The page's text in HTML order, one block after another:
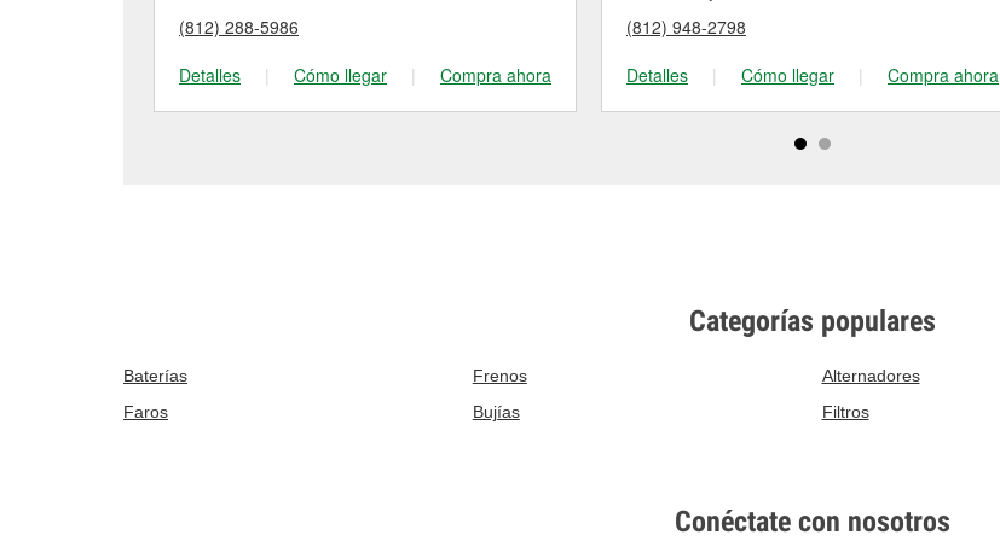
(812) 288-5986
Detalles
| Cómo llegar | Compra ahora
(812) 948-2798
Detalles
| Cómo llegar | Compra ahora
Categorías populares
Baterías Frenos Alternadores
Faros
Bujías Filtros
Conéctate con nosotros